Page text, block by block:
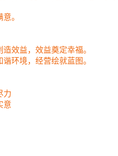
。
益，效益奠定幸福。
境，经营绘就蓝图。
力
意